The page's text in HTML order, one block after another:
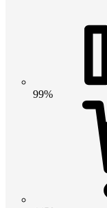
99%